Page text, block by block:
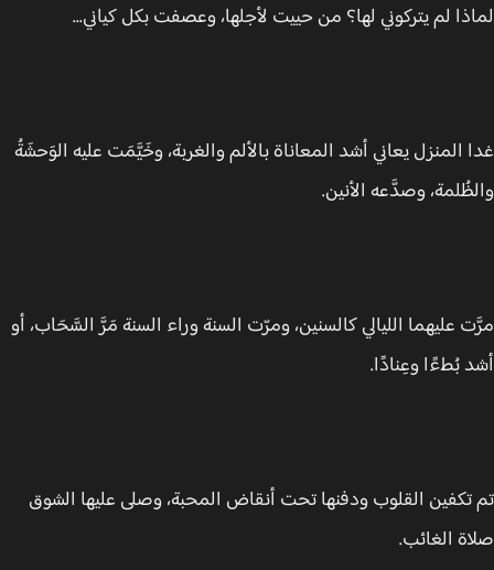
لم يتركوني لها؟ من حييت لأجلها، وعصفت بكل كياني...
المنزل يعاني أشد المعاناة بالألم والغربة، وخَيَّمَت عليه الوَحشَةُ
وصدَّعه الأنين.
عليهما الليالي كالسنين، ومرّت السنة وراء السنة مَرَّ السَّحَاب، أو
بُطءًا وعِنادًا.
القلوب ودفنها تحت أنقاض المحبة، وصلى عليها الشوق
الغائب.